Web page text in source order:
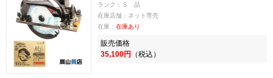
ランク：Ｓ 品
在庫店舗：ネット専売
在庫： 在庫あり
販売価格
35,100円 （税込）